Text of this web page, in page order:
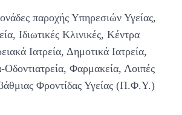
παροχής Υπηρεσιών Υγείας,
Ιδιωτικές Κλινικές, Κέντρα
Ιατρεία, Δημοτικά Ιατρεία,
Οδοντιατρεία, Φαρμακεία, Λοιπές
Φροντίδας Υγείας (Π.Φ.Υ.)